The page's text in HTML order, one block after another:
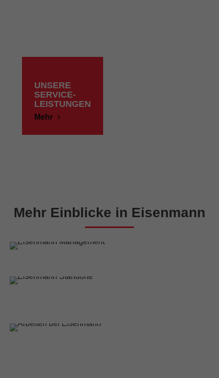
UNSERE
SERVICE-
LEISTUNGEN
Mehr
Mehr Einblicke in Eisenmann
Eisenmann Management